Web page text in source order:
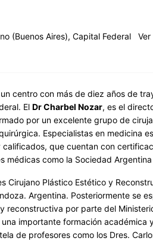
(Buenos Aires), Capital Federal
Ver
centro con más de diez años de
El Dr Charbel Nozar, es el
por un excelente grupo de
Especialistas en medicina
que cuentan con
médicas como la Sociedad
Cirujano Plástico Estético y
Argentina. Posteriormente se
reconstructiva por parte del
importante formación académica
de profesores como los Dres.